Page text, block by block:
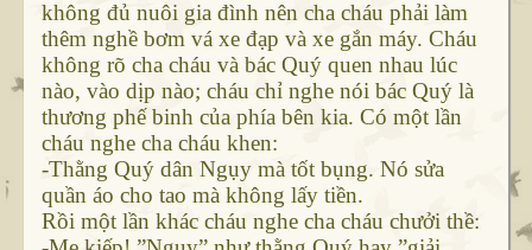
không đủ nuôi gia đình nên cha cháu phải làm
thêm nghề bơm vá xe đạp và xe gắn máy. Cháu
không rõ cha cháu và bác Quý quen nhau lúc
nào, vào dịp nào; cháu chỉ nghe nói bác Quý là
thương phế binh của phía bên kia. Có một lần
cháu nghe cha cháu khen:
-Thằng Quý dân Ngụy mà tốt bụng. Nó sửa
quần áo cho tao mà không lấy tiền.
Rồi một lần khác cháu nghe cha cháu chưởi thề: